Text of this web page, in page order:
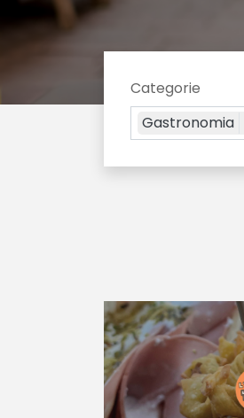
Categorie
Gastronomia